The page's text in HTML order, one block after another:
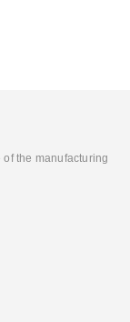
the manufacturing